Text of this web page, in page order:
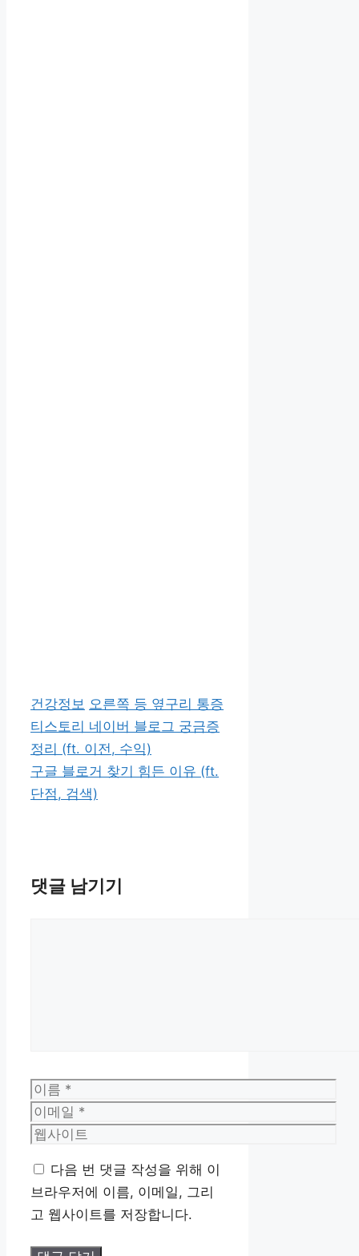
카
테
고
리
건강정보 태
그
오른쪽 등 옆구리 통증
티스토리 네이버 블로그 궁금증
정리 (ft. 이전, 수익)
구글 블로거 찾기 힘든 이유 (ft.
단점, 검색)
댓글 남기기
이
름
이
메
웹
이
트
다음 번 댓글 작성을 위해 이
브라우저에 이름, 이메일, 그리
고 웹사이트를 저장합니다.